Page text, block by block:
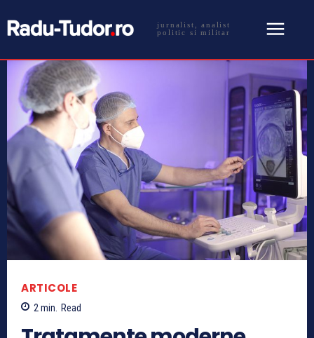
jurnalist, analist
politic si militar
ARTICOLE
2 min. Read